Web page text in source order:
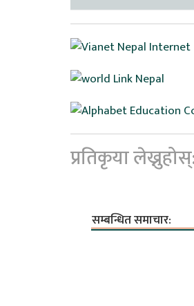
प्रतिकृया
सम्बन्धित समाचार: